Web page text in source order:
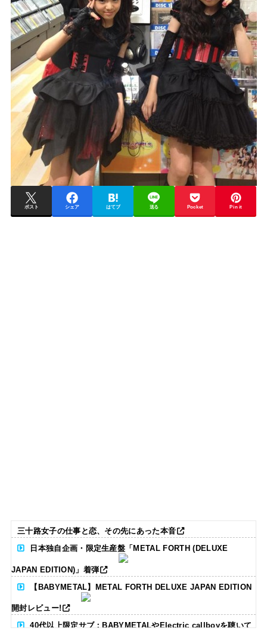
ポスト シェア はてブ 送る Pocket Pin it
三十路女子の仕事と恋、その先にあった本音
日本独自企画・限定生産盤「METAL FORTH (DELUXE
JAPAN EDITION)」着弾
【BABYMETAL】METAL FORTH DELUXE JAPAN EDITION
開封レビュー!
40代以上限定サブ：BABYMETALやElectric callboyを聴いて